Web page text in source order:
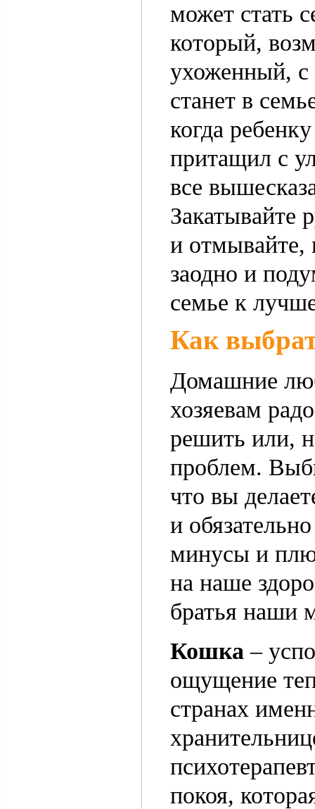
может стать
который,
ухоженный, с
станет в
когда
притащил с
все
Закатывайте
и отмывайте,
заодно и
семье к
Как
Домашние
хозяевам
решить или,
проблем.
что вы
и
минусы и
на наше
братья наши
Кошка –
ощущение
странах
покоя,